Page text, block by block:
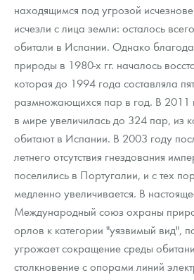
находящимся под угрозой
исчезли с лица земли: осталось
обитали в Испании. Однако
природы в 1980-х гг. началось
которая до 1994 года составляла
размножающихся пар в год. В 2011
в мире увеличилась до 324 пар, из
обитают в Испании. В 2003 году
летнего отсутствия гнездования
поселились в Португалии, и с тех
медленно увеличивается. В
Международный союз охраны
орлов к категории "уязвимый вид",
угрожает сокращение среды
столкновение с опорами линий